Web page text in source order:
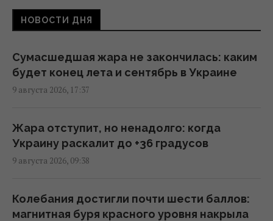
"Это очень больно": сын Байдена
отца
21:15 суббота, 08 августа 2026
конфискации замороженных активов РФ, –
FAZ
19:19 суббота, 08 августа 2026
В Болгарии неподалеку от крупного
газопровода взорвался дрон: что известно
НОВОСТИ ДНЯ
Сумасшедшая жара не закончилась: каким
будет конец лета и сентябрь в Украине
9 августа 2026, 17:37
Жара отступит, но ненадолго: когда
Украину раскалит до +36 градусов
9 августа 2026, 09:38
Колебания достигли почти шести баллов:
магнитная буря красного уровня накрыла